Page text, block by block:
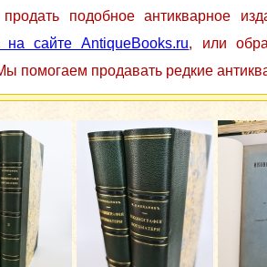
подобное антикварное
на сайте AntiqueBooks.ru, или
помогаем продавать редкие